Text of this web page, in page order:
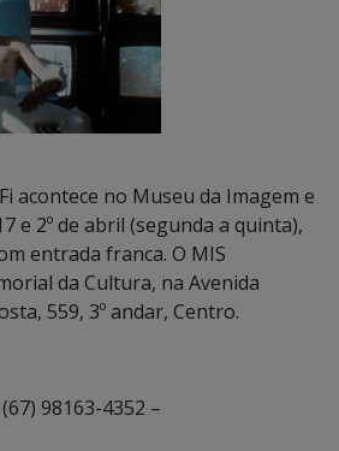
acontece no Museu da Imagem e
e 2º de abril (segunda a quinta),
entrada franca. O MIS
da Cultura, na Avenida
559, 3º andar, Centro.
98163-4352 –